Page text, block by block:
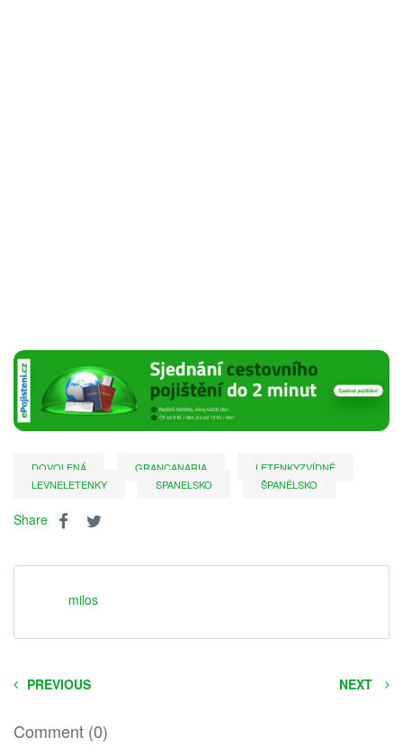
DOVOLENÁ GRANCANARIA
LETENKYZVÍDNĚ
LEVNELETENKY
SPANELSKO ŠPANĚLSKO
Share
milos
PREVIOUS NEXT
Comment (0)